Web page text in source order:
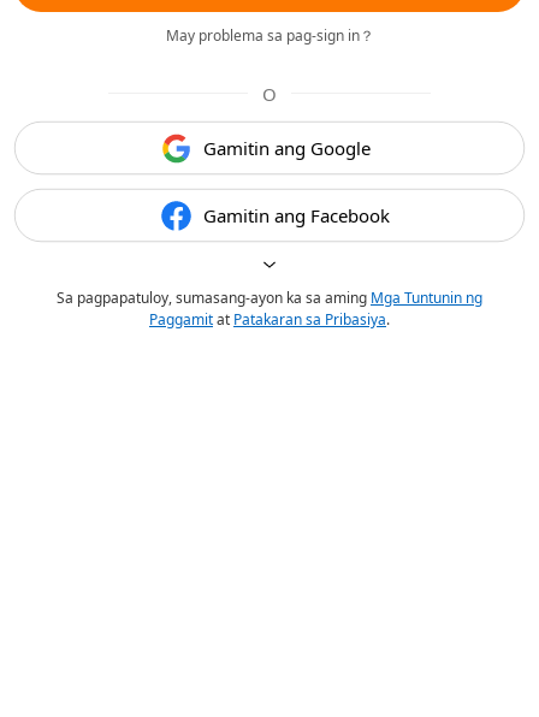
May problema sa pag-sign in？
O
Gamitin ang Google
Gamitin ang Facebook
Sa pagpapatuloy, sumasang-ayon ka sa aming Mga Tuntunin ng
Paggamitat Patakaran sa Pribasiya.